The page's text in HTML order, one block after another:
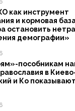
как инструмент
и кормовая
остановить
демографии»
пособникам
в
и Ко